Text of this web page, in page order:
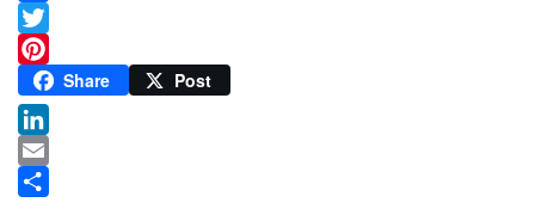
Facebook
Twitter
Pinterest
Share Post
LinkedIn
Email